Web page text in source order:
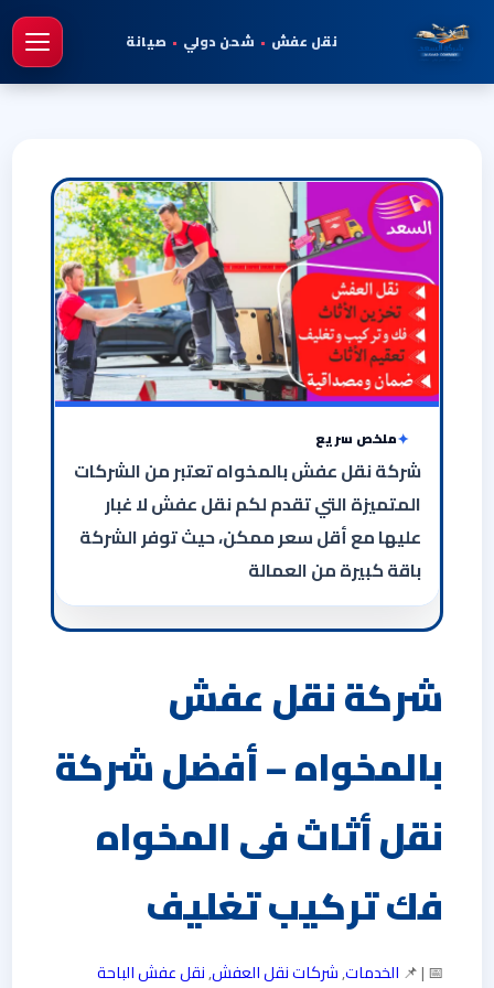
نقل عفش • شحن دولي • صيانة
ملخص سريع
شركة نقل عفش بالمخواه تعتبر من الشركات
المتميزة التي تقدم لكم نقل عفش لا غبار
عليها مع أقل سعر ممكن، حيث توفر الشركة
باقة كبيرة من العمالة
شركة نقل عفش
بالمخواه – أفضل شركة
نقل أثاث فى المخواه
فك تركيب تغليف
📅 | 📌 الخدمات,شركات نقل العفش,نقل عفش الباحة